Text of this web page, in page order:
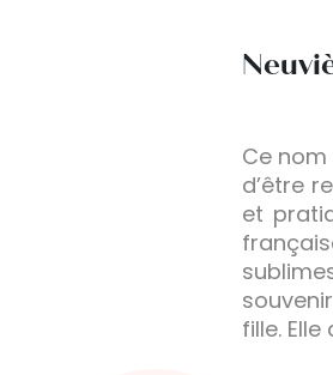
Ce
d’être
et
fille.